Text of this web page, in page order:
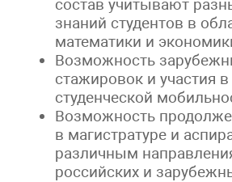
состав учитывают
знаний студентов в
математики и
Возможность
стажировок и участия
студенческой
Возможность
в магистратуре и
различным
российских и